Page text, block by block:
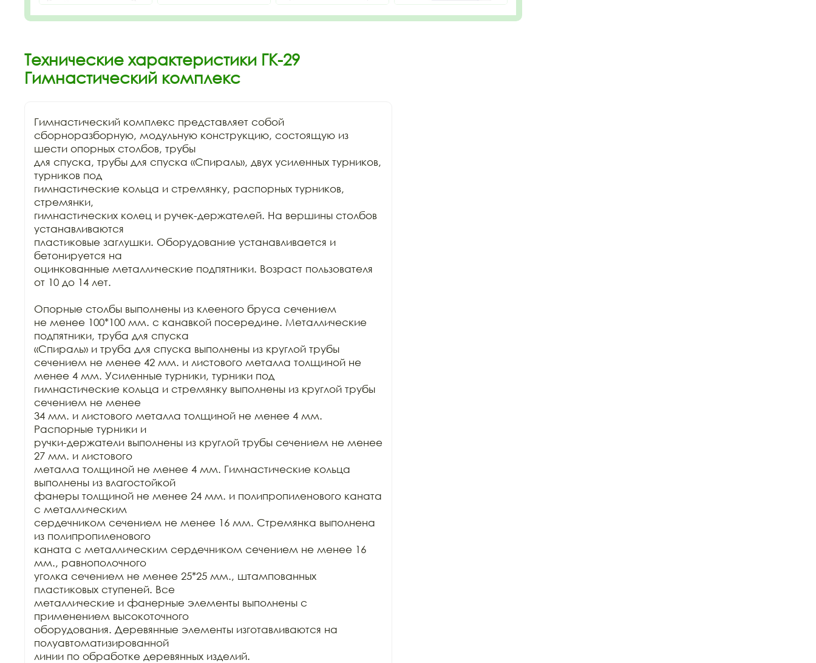
Технические характеристики ГК-29
Гимнастический комплекс
Гимнастический комплекс представляет собой
сборноразборную, модульную конструкцию, состоящую из
шести опорных столбов, трубы
для спуска, трубы для спуска «Спираль», двух усиленных турников,
турников под
гимнастические кольца и стремянку, распорных турников,
стремянки,
гимнастических колец и ручек-держателей. На вершины столбов
устанавливаются
пластиковые заглушки. Оборудование устанавливается и
бетонируется на
оцинкованные металлические подпятники. Возраст пользователя
от 10 до 14 лет.
Опорные столбы выполнены из клееного бруса сечением
не менее 100*100 мм. с канавкой посередине. Металлические
подпятники, труба для спуска
«Спираль» и труба для спуска выполнены из круглой трубы
сечением не менее 42 мм. и листового металла толщиной не
менее 4 мм. Усиленные турники, турники под
гимнастические кольца и стремянку выполнены из круглой трубы
сечением не менее
34 мм. и листового металла толщиной не менее 4 мм.
Распорные турники и
ручки-держатели выполнены из круглой трубы сечением не менее
27 мм. и листового
металла толщиной не менее 4 мм. Гимнастические кольца
выполнены из влагостойкой
фанеры толщиной не менее 24 мм. и полипропиленового каната
с металлическим
сердечником сечением не менее 16 мм. Стремянка выполнена
из полипропиленового
каната с металлическим сердечником сечением не менее 16
мм., равнополочного
уголка сечением не менее 25*25 мм., штампованных
пластиковых ступеней. Все
металлические и фанерные элементы выполнены с
применением высокоточного
оборудования. Деревянные элементы изготавливаются на
полуавтоматизированной
линии по обработке деревянных изделий.